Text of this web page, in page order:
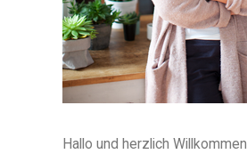
Hallo und herzlich